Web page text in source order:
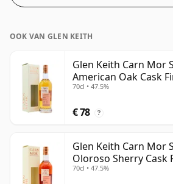
OOK VAN GLEN KEITH
Glen Keith Carn Mor
American Oak Cask
oud
70cl • 47.5%
€ 78 ?
Glen Keith Carn Mor
Oloroso Sherry Cask
oud
70cl • 47.5%